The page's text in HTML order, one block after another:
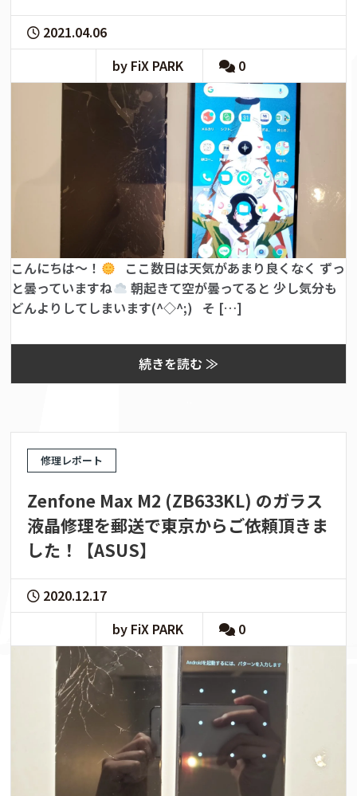
2021.04.06
by FiX PARK
0
こんにちは〜！
ここ数日は天気があまり良くなく ずっ
と曇っていますね
朝起きて空が曇ってると 少し気分も
どんよりしてしまいます(^◇^;) そ […]
続きを読む ≫
修理レポート
Zenfone Max M2 (ZB633KL) のガラス
液晶修理を郵送で東京からご依頼頂きま
した！【ASUS】
2020.12.17
by FiX PARK
0